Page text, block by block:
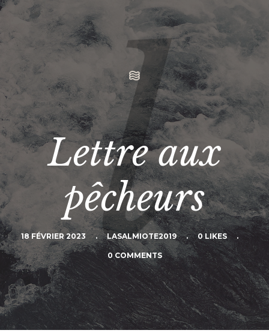
Lettre aux
pêcheurs
18 FÉVRIER 2023 . LASALMIOTE2019 . 0 LIKES .
0 COMMENTS